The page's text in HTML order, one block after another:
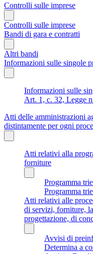
Controlli sulle imprese
Controlli sulle imprese
Bandi di gara e contratti
Altri bandi
Informazioni sulle singole
Informazioni sulle
Art. 1, c. 32, Legge
Atti delle amministrazioni
distintamente per ogni
Atti relativi alla
forniture
Programma
Programma
Atti relativi alle
di servizi, forniture,
progettazione, di
Avvisi di
Determina a